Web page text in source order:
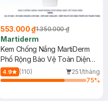
553.000 ₫1.350.000 ₫
Martiderm
Kem Chống Nắng MartiDerm
Phổ Rộng Bảo Vệ Toàn Diện
40ml
4.9 (110)
251/tháng
75%